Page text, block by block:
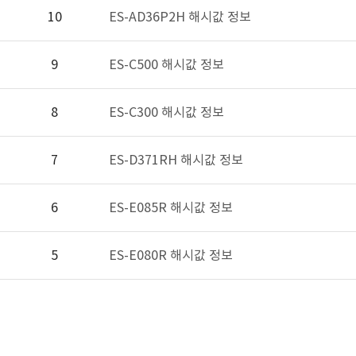
10 ES-AD36P2H 해시값 정보
9 ES-C500 해시값 정보
8 ES-C300 해시값 정보
7 ES-D371RH 해시값 정보
6 ES-E085R 해시값 정보
5 ES-E080R 해시값 정보